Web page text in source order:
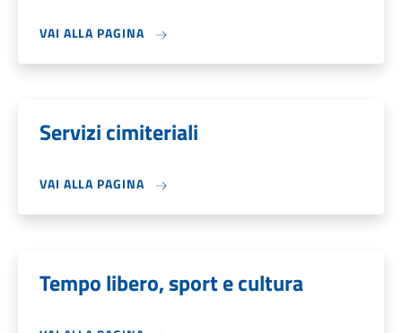
VAI ALLA PAGINA
Servizi cimiteriali
VAI ALLA PAGINA
Tempo libero, sport e cultura